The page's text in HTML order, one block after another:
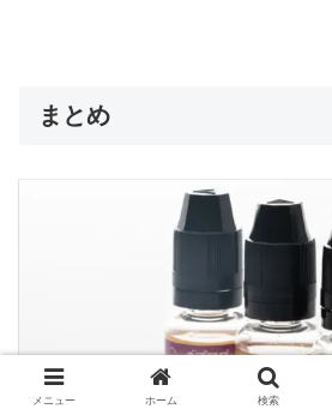
まとめ
メニュー ホーム 検索